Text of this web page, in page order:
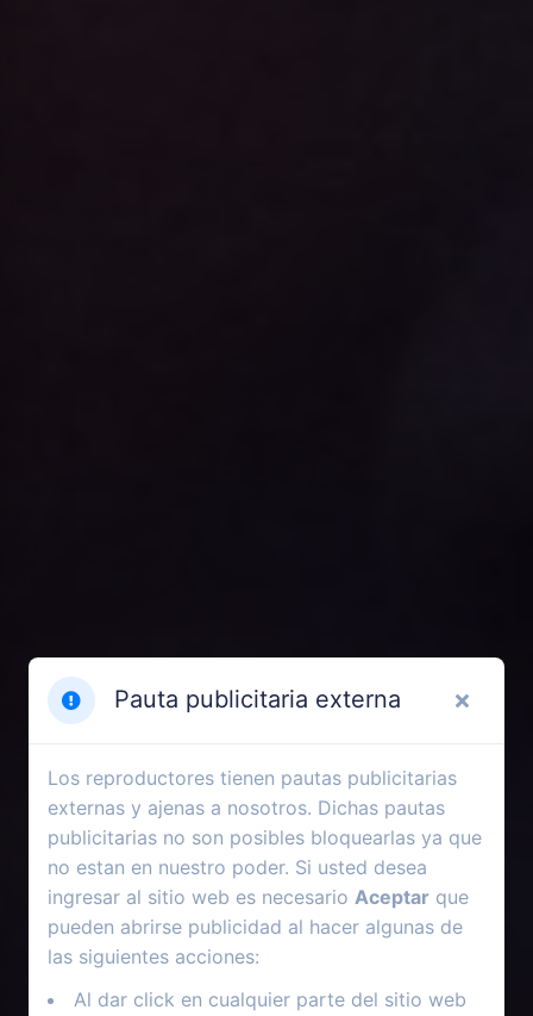
Pauta publicitaria externa
Los reproductores tienen pautas publicitarias
externas y ajenas a nosotros. Dichas pautas
publicitarias no son posibles bloquearlas ya que
no estan en nuestro poder. Si usted desea
ingresar al sitio web es necesario Aceptar que
pueden abrirse publicidad al hacer algunas de
las siguientes acciones:
Al dar click en cualquier parte del sitio web